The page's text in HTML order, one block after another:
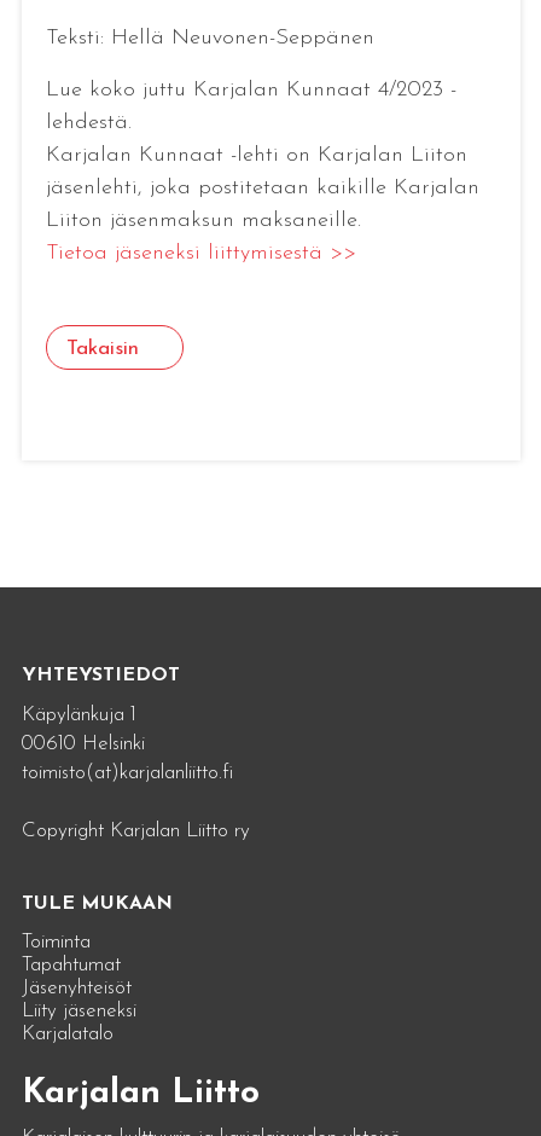
Teksti: Hellä Neuvonen-Seppänen
Lue koko juttu Karjalan Kunnaat 4/2023 -
lehdestä.
Karjalan Kunnaat -lehti on Karjalan Liiton
jäsenlehti, joka postitetaan kaikille Karjalan
Liiton jäsenmaksun maksaneille.
Tietoa jäseneksi liittymisestä >>
Takaisin
YHTEYSTIEDOT
Käpylänkuja 1
00610 Helsinki
toimisto(at)karjalanliitto.fi
Copyright Karjalan Liitto ry
TULE MUKAAN
Toiminta
Tapahtumat
Jäsenyhteisöt
Liity jäseneksi
Karjalatalo
Karjalan Liitto